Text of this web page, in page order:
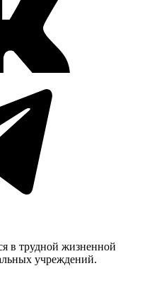
в трудной жизненной
учреждений.